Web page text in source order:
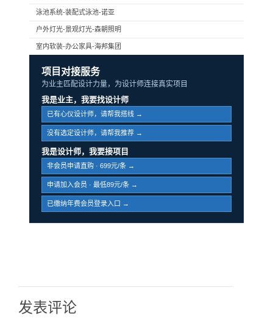
泳池系统-装配式泳池-诺亚
户外灯光-景观灯光-森朝照明
室内软装-办公家具-海邦集团
项目对接服务
为业主匹配设计力量，为设计师连接真实项目
我是业主，我要找设计师
已有心仪设计师，请帮我搭线 →
没有选定设计师，请帮我推荐 →
我是设计师，我要接项目
非会员申请直购 · 699元/条 →
申请加入会员 · 最低89元/条 →
已缴纳年费会员登录入口 →
发表评论